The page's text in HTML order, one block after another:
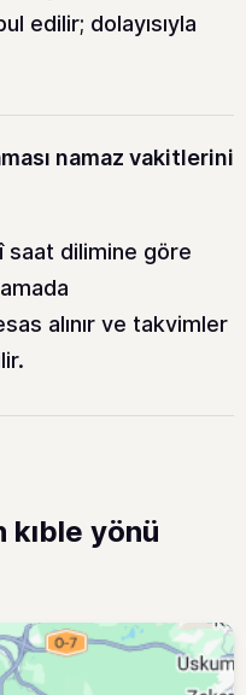
edilir; dolayısıyla
namaz vakitlerini
saat dilimine göre
alınır ve takvimler
kıble yönü